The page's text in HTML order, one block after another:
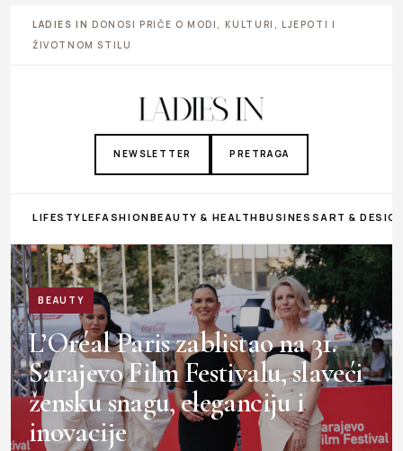
LADIES IN DONOSI PRIČE O MODI, KULTURI, LJEPOTI I
ŽIVOTNOM STILU
NEWSLETTER PRETRAGA
LIFESTYLEFASHIONBEAUTY & HEALTHBUSINESS ART &
BEAUTY
L’Oréal Paris zablistao na 31.
Sarajevo Film Festivalu, slaveći
žensku snagu, eleganciju i
inovacije